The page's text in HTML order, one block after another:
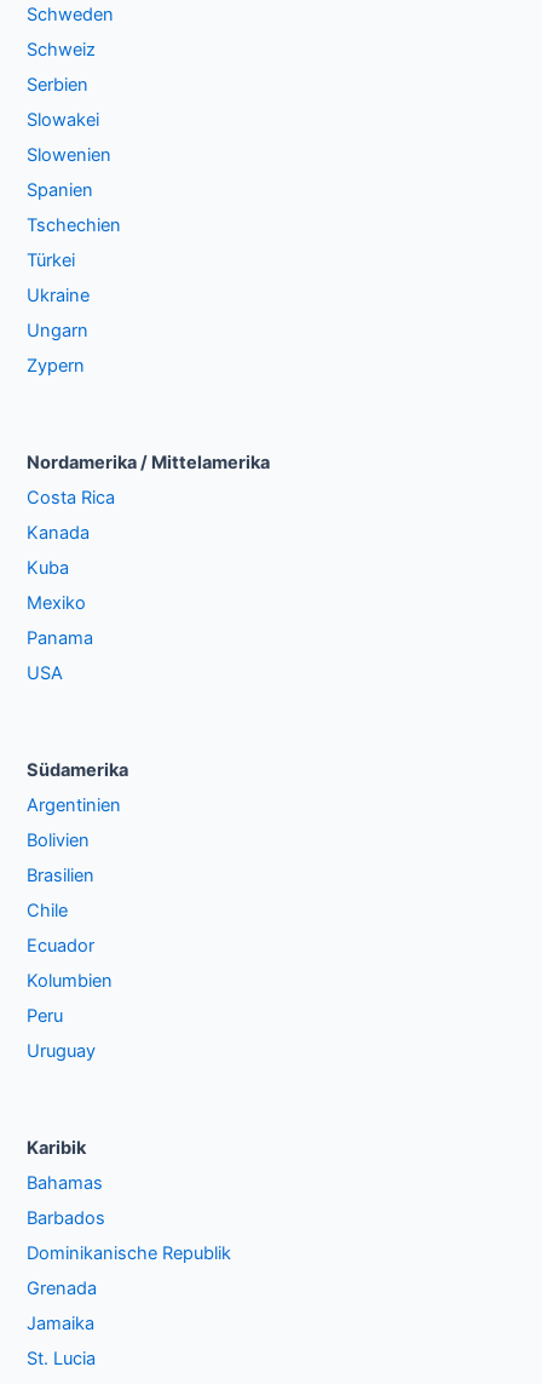
Schweden
Schweiz
Serbien
Slowakei
Slowenien
Spanien
Tschechien
Türkei
Ukraine
Ungarn
Zypern
Nordamerika / Mittelamerika
Costa Rica
Kanada
Kuba
Mexiko
Panama
USA
Südamerika
Argentinien
Bolivien
Brasilien
Chile
Ecuador
Kolumbien
Peru
Uruguay
Karibik
Bahamas
Barbados
Dominikanische Republik
Grenada
Jamaika
St. Lucia